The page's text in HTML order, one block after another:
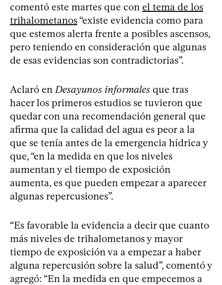
comentó este martes que con el tema de los
trihalometanos “existe evidencia como para
que estemos alerta frente a posibles ascensos,
pero teniendo en consideración que algunas
de esas evidencias son contradictorias”.
Aclaró en Desayunos informales que tras
hacer los primeros estudios se tuvieron que
quedar con una recomendación general que
afirma que la calidad del agua es peor a la
que se tenía antes de la emergencia hídrica y
que, “en la medida en que los niveles
aumentan y el tiempo de exposición
aumenta, es que pueden empezar a aparecer
algunas repercusiones”.
“Es favorable la evidencia a decir que cuanto
más niveles de trihalometanos y mayor
tiempo de exposición va a empezar a haber
alguna repercusión sobre la salud”, comentó y
agregó: “En la medida en que empecemos a